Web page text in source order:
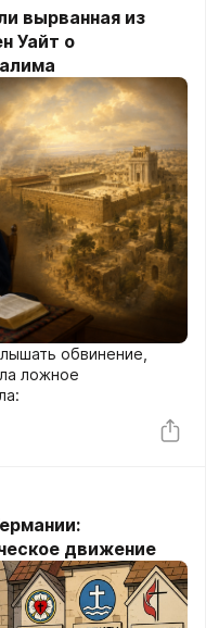
вырванная из
Уайт о
обвинение,
ложное
движение